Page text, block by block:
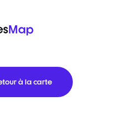
Map
à la carte